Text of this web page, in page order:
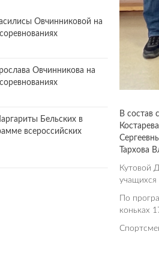
В состав
Тархова
Кутовой
учащихся
По
коньках
Овчинниковой на
Овчинникова на
Бельских в
всероссийских